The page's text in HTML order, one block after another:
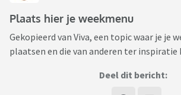
Plaats hier je weekmenu
Gekopieerd van Viva, een topic waar je je
plaatsen en die van anderen ter inspiratie
Deel dit bericht: